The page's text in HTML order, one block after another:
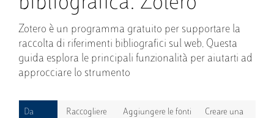
Zotero è un programma gratuito per supportare la
raccolta di riferimenti bibliografici sul web. Questa
guida esplora le principali funzionalità per aiutarti ad
approcciare lo strumento
Da
Raccogliere
Aggiungere le fonti
Creare una